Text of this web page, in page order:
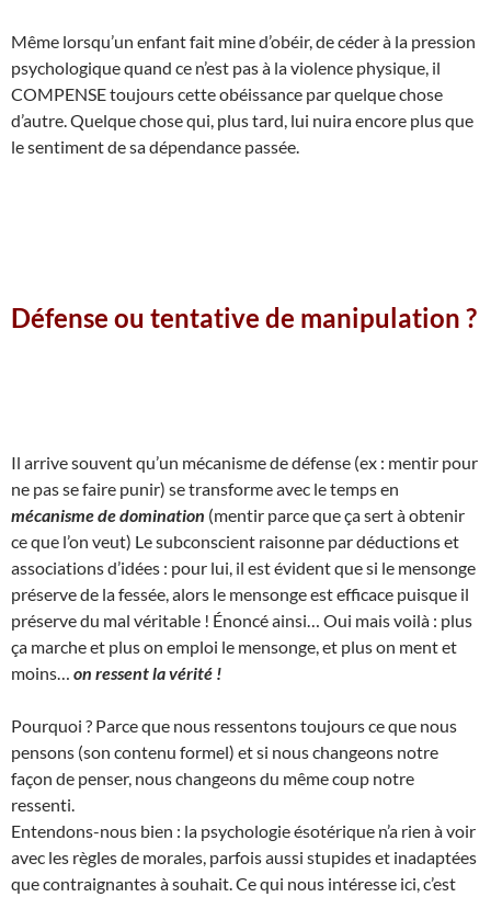
Même lorsqu’un enfant fait mine d’obéir, de céder à la pression
psychologique quand ce n’est pas à la violence physique, il
COMPENSE toujours cette obéissance par quelque chose
d’autre. Quelque chose qui, plus tard, lui nuira encore plus que
le sentiment de sa dépendance passée.
Défense ou tentative de manipulation ?
Il arrive souvent qu’un mécanisme de défense (ex : mentir pour
ne pas se faire punir) se transforme avec le temps en
mécanisme de domination (mentir parce que ça sert à obtenir
ce que l’on veut) Le subconscient raisonne par déductions et
associations d’idées : pour lui, il est évident que si le mensonge
préserve de la fessée, alors le mensonge est efficace puisque il
préserve du mal véritable ! Énoncé ainsi… Oui mais voilà : plus
ça marche et plus on emploi le mensonge, et plus on ment et
moins… on ressent la vérité !
Pourquoi ? Parce que nous ressentons toujours ce que nous
pensons (son contenu formel) et si nous changeons notre
façon de penser, nous changeons du même coup notre
ressenti.
Entendons-nous bien : la psychologie ésotérique n’a rien à voir
avec les règles de morales, parfois aussi stupides et inadaptées
que contraignantes à souhait. Ce qui nous intéresse ici, c’est